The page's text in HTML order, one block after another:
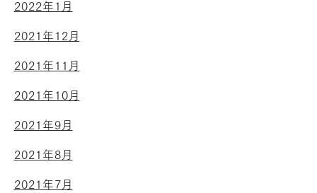
2022年1月
2021年12月
2021年11月
2021年10月
2021年9月
2021年8月
2021年7月